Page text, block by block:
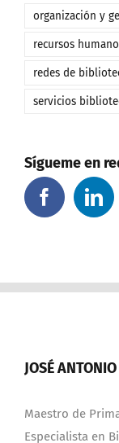
organización y
recursos
redes de
servicios
Sígueme en
JOSÉ
Maestro de
Especialista en